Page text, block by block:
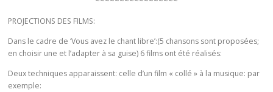
PROJECTIONS DES FILMS:
Dans le cadre de ‘Vous avez le chant libre’:(5 chansons sont proposées;
en choisir une et l’adapter à sa guise) 6 films ont été réalisés:
Deux techniques apparaissent: celle d’un film « collé » à la musique: par
exemple: